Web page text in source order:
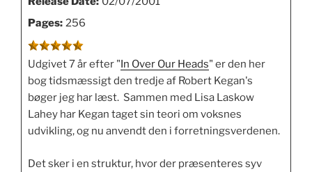
Pages: 256
Udgivet 7 år efter " In Over Our Heads" er den her
bog tidsmæssigt den tredje af Robert Kegan's
bøger jeg har læst. Sammen med Lisa Laskow
Lahey har Kegan taget sin teori om voksnes
udvikling, og nu anvendt den i forretningsverdenen.
Det sker i en struktur, hvor der præsenteres syv